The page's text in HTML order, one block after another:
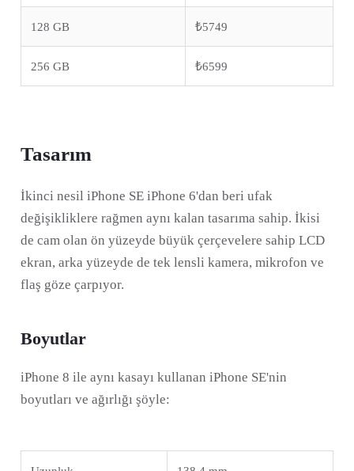
128 GB ₺5749
256 GB ₺6599
Tasarım
İkinci nesil iPhone SE iPhone 6'dan beri ufak
değişikliklere rağmen aynı kalan tasarıma sahip. İkisi
de cam olan ön yüzeyde büyük çerçevelere sahip LCD
ekran, arka yüzeyde de tek lensli kamera, mikrofon ve
flaş göze çarpıyor.
Boyutlar
iPhone 8 ile aynı kasayı kullanan iPhone SE'nin
boyutları ve ağırlığı şöyle: